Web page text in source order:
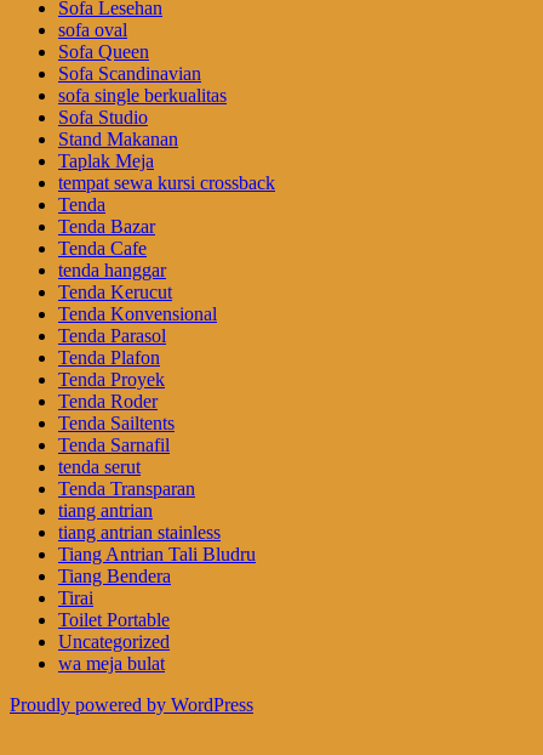
Sofa Lesehan
sofa oval
Sofa Queen
Sofa Scandinavian
sofa single berkualitas
Sofa Studio
Stand Makanan
Taplak Meja
tempat sewa kursi crossback
Tenda
Tenda Bazar
Tenda Cafe
tenda hanggar
Tenda Kerucut
Tenda Konvensional
Tenda Parasol
Tenda Plafon
Tenda Proyek
Tenda Roder
Tenda Sailtents
Tenda Sarnafil
tenda serut
Tenda Transparan
tiang antrian
tiang antrian stainless
Tiang Antrian Tali Bludru
Tiang Bendera
Tirai
Toilet Portable
Uncategorized
wa meja bulat
Proudly powered by WordPress